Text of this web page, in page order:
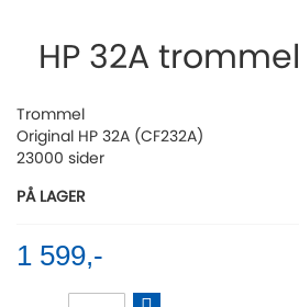
beginning
images
gallery
HP 32A trommel
Trommel
Original HP 32A (CF232A)
23000 sider
PÅ LAGER
1 599,-